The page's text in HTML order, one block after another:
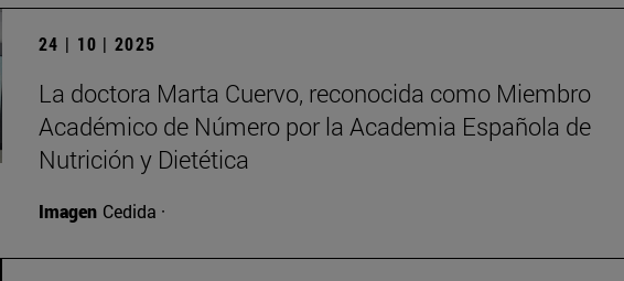
24 | 10 | 2025
La doctora Marta Cuervo, reconocida como Miembro
Académico de Número por la Academia Española de
Nutrición y Dietética
Imagen Cedida ·